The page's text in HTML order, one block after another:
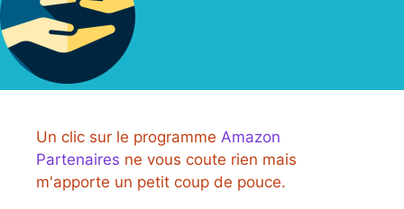
Un clic sur le programme Amazon
Partenaires ne vous coute rien mais
m'apporte un petit coup de pouce.